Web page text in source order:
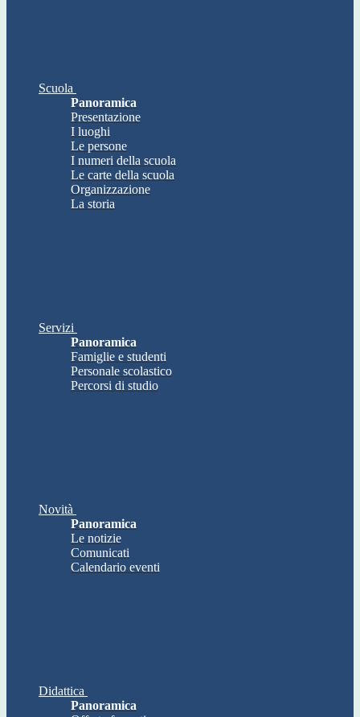
Scuola
Panoramica
Presentazione
I luoghi
Le persone
I numeri della scuola
Le carte della scuola
Organizzazione
La storia
Servizi
Panoramica
Famiglie e studenti
Personale scolastico
Percorsi di studio
Novità
Panoramica
Le notizie
Comunicati
Calendario eventi
Didattica
Panoramica